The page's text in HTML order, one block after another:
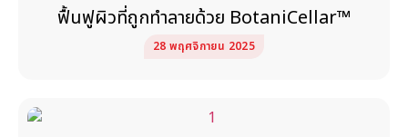
ฟื้นฟูผิวที่ถูกทำลายด้วย BotaniCellar™
28 พฤศจิกายน 2025